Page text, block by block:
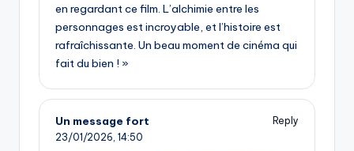
en regardant ce film. L’alchimie entre les
personnages est incroyable, et l’histoire est
rafraîchissante. Un beau moment de cinéma qui
fait du bien ! »
Un message fort
Reply
23/01/2026, 14:50